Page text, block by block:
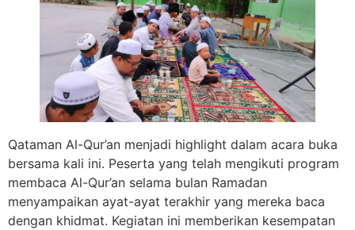
Qataman Al-Qur’an menjadi highlight dalam acara buka
bersama kali ini. Peserta yang telah mengikuti program
membaca Al-Qur’an selama bulan Ramadan
menyampaikan ayat-ayat terakhir yang mereka baca
dengan khidmat. Kegiatan ini memberikan kesempatan